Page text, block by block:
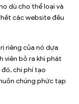
dù cho thể loại và
các website đều
riêng của nó dựa
viên bỏ ra khi phát
chi phí tạo
chúng phức tạp